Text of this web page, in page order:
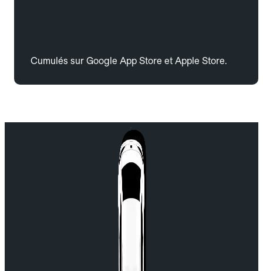
Cumulés sur Google App Store et Apple Store.